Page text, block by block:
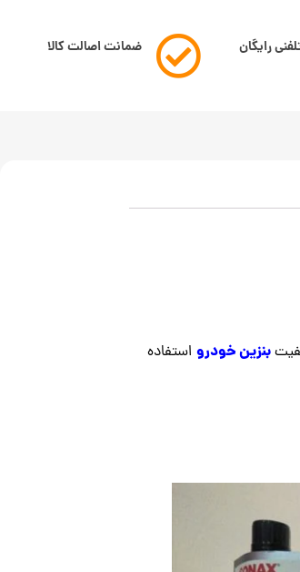
رایگان ضمانت اصالت کالا
بنزین خودرو استفاده